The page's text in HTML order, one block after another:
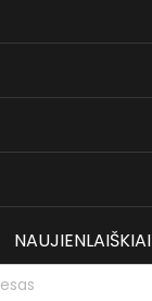
NAUJIENLAIŠKIAI